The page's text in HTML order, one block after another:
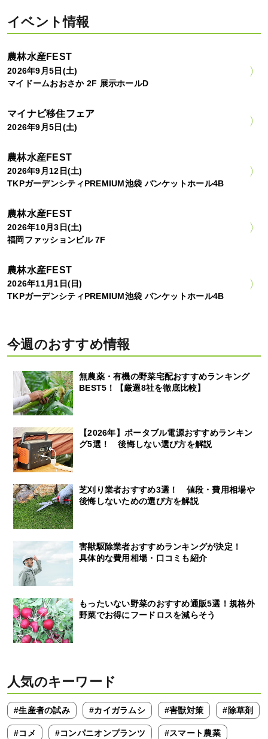
イベント情報
農林水産FEST
2026年9月5日(土)
マイドームおおさか 2F 展示ホールD
マイナビ移住フェア
2026年9月5日(土)
農林水産FEST
2026年9月12日(土)
TKPガーデンシティPREMIUM池袋 バンケットホール4B
農林水産FEST
2026年10月3日(土)
福岡ファッションビル 7F
農林水産FEST
2026年11月1日(日)
TKPガーデンシティPREMIUM池袋 バンケットホール4B
今週のおすすめ情報
無農薬・有機の野菜宅配おすすめランキング
BEST5！【厳選8社を徹底比較】
【2026年】ポータブル電源おすすめランキン
グ5選！ 後悔しない選び方を解説
芝刈り業者おすすめ3選！ 値段・費用相場や
後悔しないための選び方を解説
害獣駆除業者おすすめランキングが決定！
具体的な費用相場・口コミも紹介
もったいない野菜のおすすめ通販5選！規格外
野菜でお得にフードロスを減らそう
人気のキーワード
#生産者の試み #カイガラムシ #害獣対策 #除草剤
#コメ #コンパニオンプランツ #スマート農業